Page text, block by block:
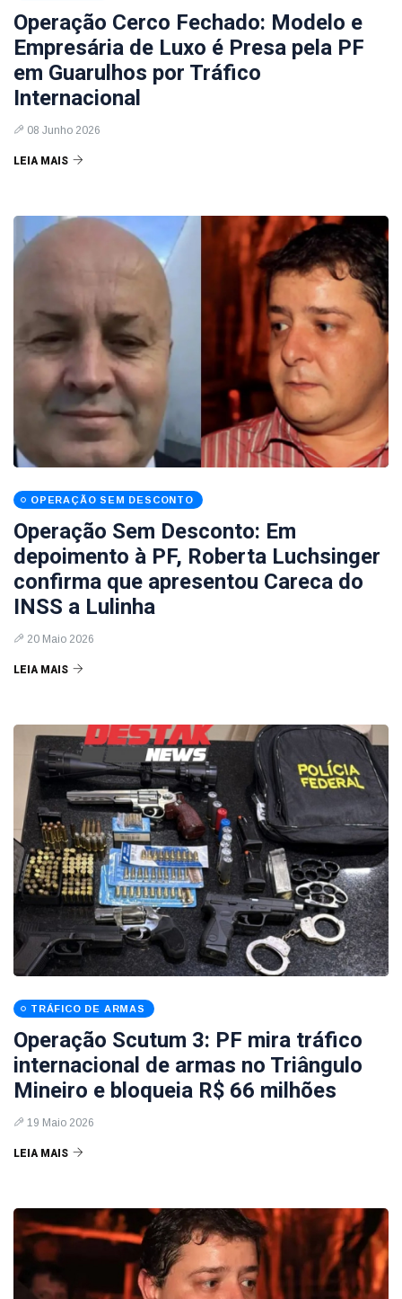
Operação Cerco Fechado: Modelo e
Empresária de Luxo é Presa pela PF
em Guarulhos por Tráfico
Internacional
08 Junho 2026
LEIA MAIS
OPERAÇÃO SEM DESCONTO
Operação Sem Desconto: Em
depoimento à PF, Roberta Luchsinger
confirma que apresentou Careca do
INSS a Lulinha
20 Maio 2026
LEIA MAIS
TRÁFICO DE ARMAS
Operação Scutum 3: PF mira tráfico
internacional de armas no Triângulo
Mineiro e bloqueia R$ 66 milhões
19 Maio 2026
LEIA MAIS